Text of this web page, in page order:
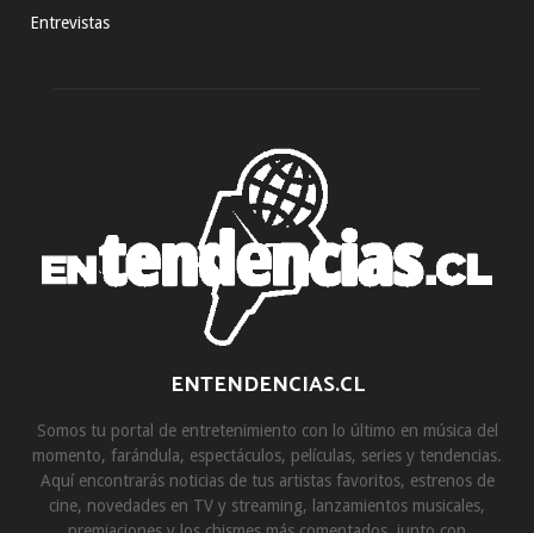
Entrevistas
ENTENDENCIAS.CL
Somos tu portal de entretenimiento con lo último en música del
momento, farándula, espectáculos, películas, series y tendencias.
Aquí encontrarás noticias de tus artistas favoritos, estrenos de
cine, novedades en TV y streaming, lanzamientos musicales,